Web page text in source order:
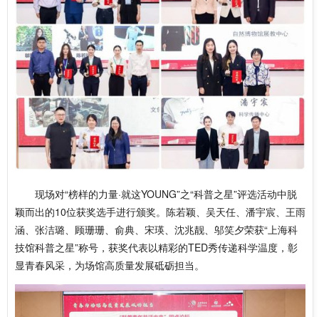
现场对“榜样的力量·就这YOUNG”之“科普之星”评选活动中脱
颖而出的10位获奖选手进行颁奖。陈若颖、吴天任、潘宇宸、王雨
涵、张洁璐、顾珊珊、俞典、宋瑛、沈兆靓、邬笑夕荣获“上海科
技馆科普之星”称号，获奖代表以精彩的TED秀传递科学温度，彰
显青春风采，为场馆高质量发展砥砺担当。